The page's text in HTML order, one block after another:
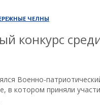
ЧЕЛНЫ
конкурс
Военно-
в котором приняли